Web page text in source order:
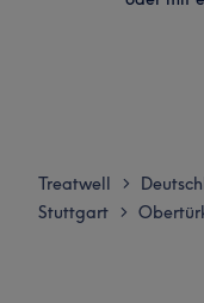
Treatwell >
Stuttgart >